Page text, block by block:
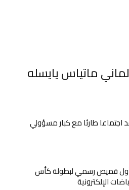
ماتياس يايسله
اجتماعا طارئا مع كبار مسؤولي
قميص رسمي لبطولة كأس
الإلكترونية